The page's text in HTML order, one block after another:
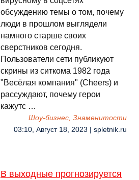
обсуждению темы о том, почему
люди в прошлом выглядели
намного старше своих
сверстников сегодня.
Пользователи сети публикуют
скрины из ситкома 1982 года
"Весёлая компания" (Cheers) и
рассуждают, почему герои
кажутс …
Шоу-бизнес, Знаменитости
03:10, Август 18, 2023 | spletnik.ru
В выходные прогнозируется